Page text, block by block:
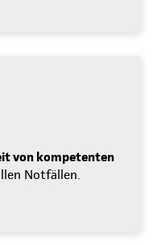
von kompetenten
Notfällen.